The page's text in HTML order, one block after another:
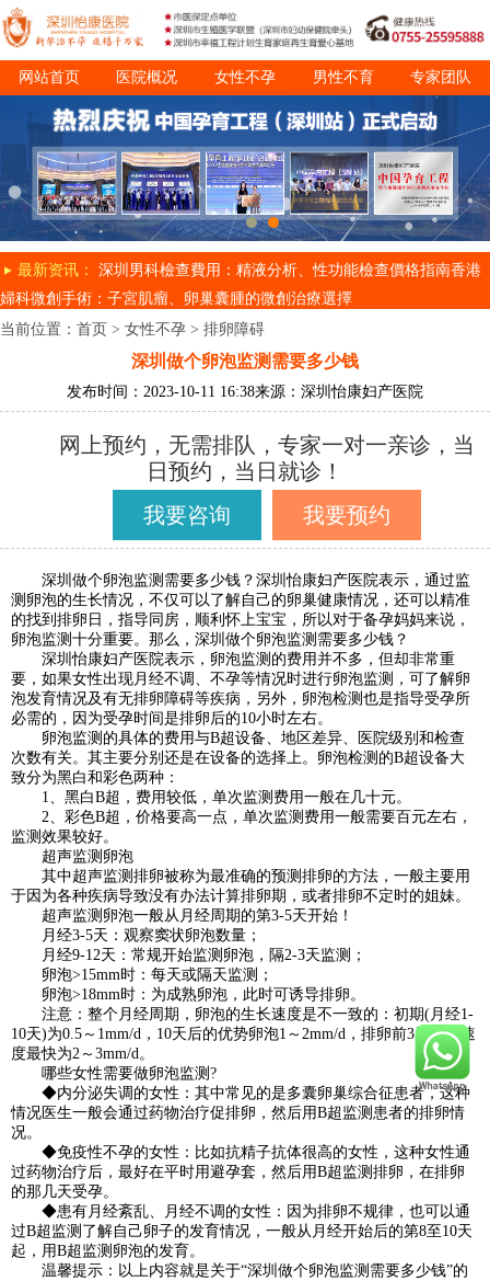
网站首页 医院概况 女性不孕 男性不育 专家团队
诊疗项目 就医指南
最新资讯： 深圳男科檢查費用：精液分析、性功能檢查價格指南香港
婦科微創手術：子宮肌瘤、卵巢囊腫的微創治療選擇
当前位置： 首页 > 女性不孕 > 排卵障碍
深圳做个卵泡监测需要多少钱
发布时间：2023-10-11 16:38来源：深圳怡康妇产医院
网上预约，无需排队，专家一对一亲诊，当
日预约，当日就诊！
我要咨询
我要预约
深圳做个卵泡监测需要多少钱？深圳怡康妇产医院表示，通过监
测卵泡的生长情况，不仅可以了解自己的卵巢健康情况，还可以精准
的找到排卵日，指导同房，顺利怀上宝宝，所以对于备孕妈妈来说，
卵泡监测十分重要。那么，深圳做个卵泡监测需要多少钱？
深圳怡康妇产医院表示，卵泡监测的费用并不多，但却非常重
要，如果女性出现月经不调、不孕等情况时进行卵泡监测，可了解卵
泡发育情况及有无排卵障碍等疾病，另外，卵泡检测也是指导受孕所
必需的，因为受孕时间是排卵后的10小时左右。
卵泡监测的具体的费用与B超设备、地区差异、医院级别和检查
次数有关。其主要分别还是在设备的选择上。卵泡检测的B超设备大
致分为黑白和彩色两种：
1、黑白B超，费用较低，单次监测费用一般在几十元。
2、彩色B超，价格要高一点，单次监测费用一般需要百元左右，
监测效果较好。
超声监测卵泡
其中超声监测排卵被称为最准确的预测排卵的方法，一般主要用
于因为各种疾病导致没有办法计算排卵期，或者排卵不定时的姐妹。
超声监测卵泡一般从月经周期的第3-5天开始！
月经3-5天：观察窦状卵泡数量；
月经9-12天：常规开始监测卵泡，隔2-3天监测；
卵泡>15mm时：每天或隔天监测；
卵泡>18mm时：为成熟卵泡，此时可诱导排卵。
注意：整个月经周期，卵泡的生长速度是不一致的：初期(月经1-
10天)为0.5～1mm/d，10天后的优势卵泡1～2mm/d，排卵前3天生长速
度最快为2～3mm/d。
哪些女性需要做卵泡监测?
◆内分泌失调的女性：其中常见的是多囊卵巢综合征患者，这种
情况医生一般会通过药物治疗促排卵，然后用B超监测患者的排卵情
况。
◆免疫性不孕的女性：比如抗精子抗体很高的女性，这种女性通
过药物治疗后，最好在平时用避孕套，然后用B超监测排卵，在排卵
的那几天受孕。
◆患有月经紊乱、月经不调的女性：因为排卵不规律，也可以通
过B超监测了解自己卵子的发育情况，一般从月经开始后的第8至10天
起，用B超监测卵泡的发育。
温馨提示：以上内容就是关于“深圳做个卵泡监测需要多少钱”的